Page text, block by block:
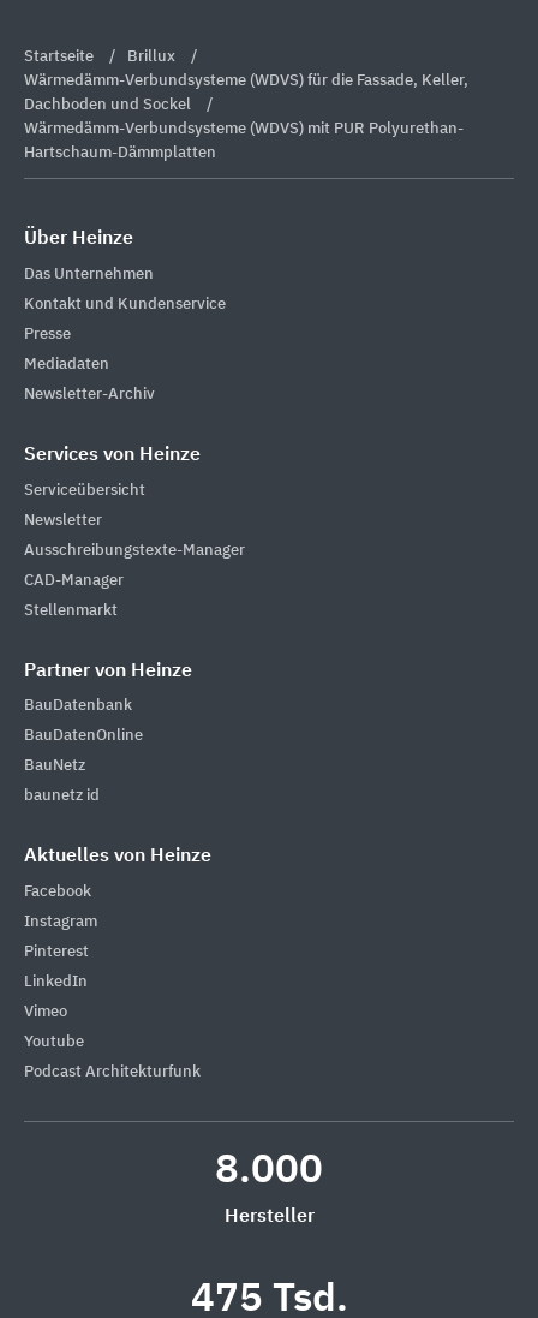
Startseite
Brillux
Wärmedämm-Verbundsysteme (WDVS) für die Fassade, Keller,
Dachboden und Sockel
Wärmedämm-Verbundsysteme (WDVS) mit PUR Polyurethan-
Hartschaum-Dämmplatten
Über Heinze
Das Unternehmen
Kontakt und Kundenservice
Presse
Mediadaten
Newsletter-Archiv
Services von Heinze
Serviceübersicht
Newsletter
Ausschreibungstexte-Manager
CAD-Manager
Stellenmarkt
Partner von Heinze
BauDatenbank
BauDatenOnline
BauNetz
baunetz id
Aktuelles von Heinze
Facebook
Instagram
Pinterest
LinkedIn
Vimeo
Youtube
Podcast Architekturfunk
8.000
Hersteller
475 Tsd.